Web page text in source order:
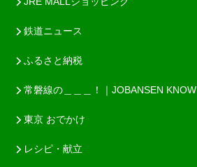
鉄道ニュース
ふるさと納税
常磐線の＿＿＿！｜JOBANSEN KNOW
東京 おでかけ
レシピ・献立